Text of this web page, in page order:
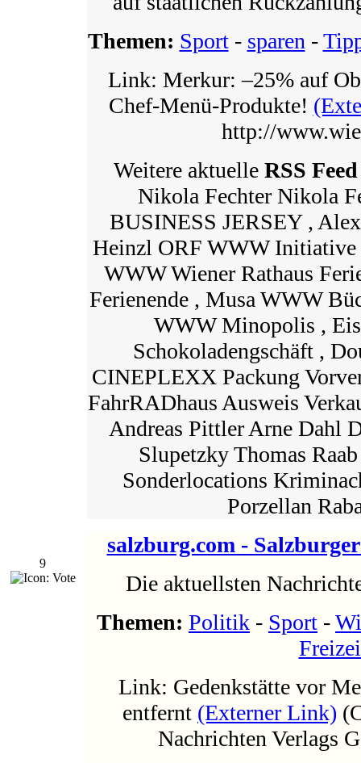
Themen: Sport- sparen -
Link: Merkur: –25% auf
Chef-Menü-Produkte!
http://
Weitere aktuelle RSS Feed
Nikola Fechter Nikola
BUSINESS JERSEY ,
Heinzl ORF WWW Initiative
WWW Wiener Rathaus
Ferienende , Musa WWW
WWW Minopolis ,
Schokoladengschäft ,
CINEPLEXX Packung
FahrRADhaus Ausweis
Andreas Pittler Arne Dahl
Slupetzky Thomas
Sonderlocations
Porzellan
9
salzburg.com -
Die aktuellsten
Themen: Politik - Sport -
Link: Gedenkstätte vor
entfernt (Externer Link)
Nachrichten Verlags